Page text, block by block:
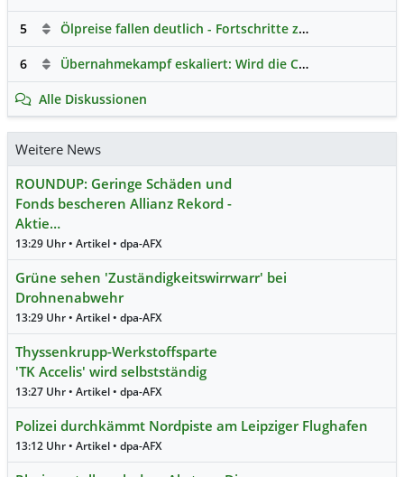
5 Ölpreise fallen deutlich - Fortschritte zwischen USA und Iran belasten
6 Übernahmekampf eskaliert: Wird die Commerzbank italienisch?
Alle Diskussionen
Weitere News
ROUNDUP: Geringe Schäden und
Fonds bescheren Allianz Rekord -
Aktie…
13:29 Uhr • Artikel • dpa-AFX
Grüne sehen 'Zuständigkeitswirrwarr' bei
Drohnenabwehr
13:29 Uhr • Artikel • dpa-AFX
Thyssenkrupp-Werkstoffsparte
'TK Accelis' wird selbstständig
13:27 Uhr • Artikel • dpa-AFX
Polizei durchkämmt Nordpiste am Leipziger Flughafen
13:12 Uhr • Artikel • dpa-AFX